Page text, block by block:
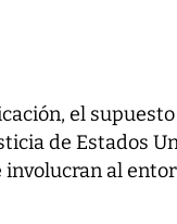
el
de Estados
al